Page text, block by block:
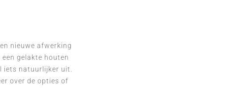
nieuwe afwerking
gelakte houten
iets natuurlijker uit.
over de opties of